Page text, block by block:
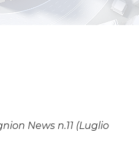
News n.11 (Luglio